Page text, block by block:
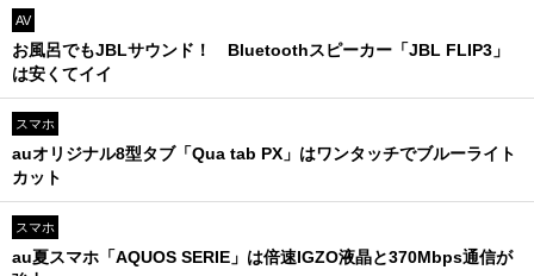
AV
お風呂でもJBLサウンド！ Bluetoothスピーカー「JBL FLIP3」
は安くてイイ
スマホ
auオリジナル8型タブ「Qua tab PX」はワンタッチでブルーライト
カット
スマホ
au夏スマホ「AQUOS SERIE」は倍速IGZO液晶と370Mbps通信が